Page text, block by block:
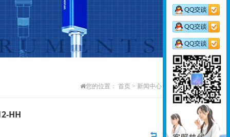
您的位置： 首页 > 新闻中心 行业动态
HH
返回列表